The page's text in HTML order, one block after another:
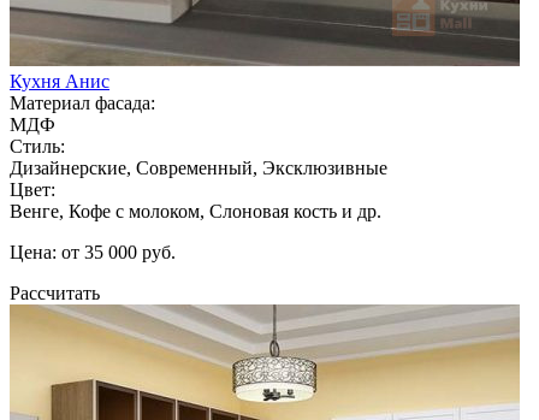
Кухня Анис
Материал фасада:
МДФ
Стиль:
Дизайнерские, Современный, Эксклюзивные
Цвет:
Венге, Кофе с молоком, Слоновая кость и др.
Цена: от 35 000 руб.
Рассчитать